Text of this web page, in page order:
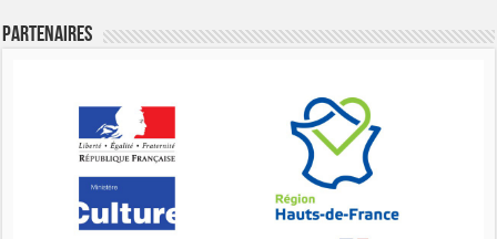
Partenaires